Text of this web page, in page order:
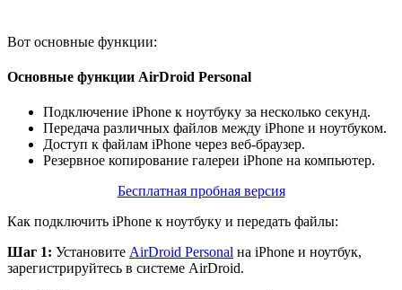
Вот основные функции:
Основные функции AirDroid Personal
Подключение iPhone к ноутбуку за несколько секунд.
Передача различных файлов между iPhone и ноутбуком.
Доступ к файлам iPhone через веб-браузер.
Резервное копирование галереи iPhone на компьютер.
Бесплатная пробная версия
Как подключить iPhone к ноутбуку и передать файлы:
Шаг 1: Установите AirDroid Personal на iPhone и ноутбук,
зарегистрируйтесь в системе AirDroid.